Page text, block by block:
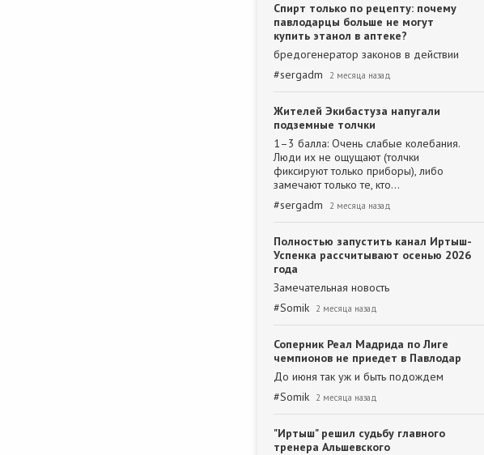
Спирт только по рецепту: почему
павлодарцы больше не могут
купить этанол в аптеке?
бредогенератор законов в действии
#sergadm 2 месяца назад
Жителей Экибастуза напугали
подземные толчки
1–3 балла: Очень слабые колебания.
Люди их не ощущают (толчки
фиксируют только приборы), либо
замечают только те, кто…
#sergadm 2 месяца назад
Полностью запустить канал Иртыш-
Успенка рассчитывают осенью 2026
года
Замечательная новость
#Somik 2 месяца назад
Соперник Реал Мадрида по Лиге
чемпионов не приедет в Павлодар
До июня так уж и быть подождем
#Somik 2 месяца назад
"Иртыш" решил судьбу главного
тренера Альшевского